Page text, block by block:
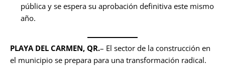
pública y se espera su aprobación definitiva este mismo
año.
PLAYA DEL CARMEN, QR.– El sector de la construcción en
el municipio se prepara para una transformación radical.